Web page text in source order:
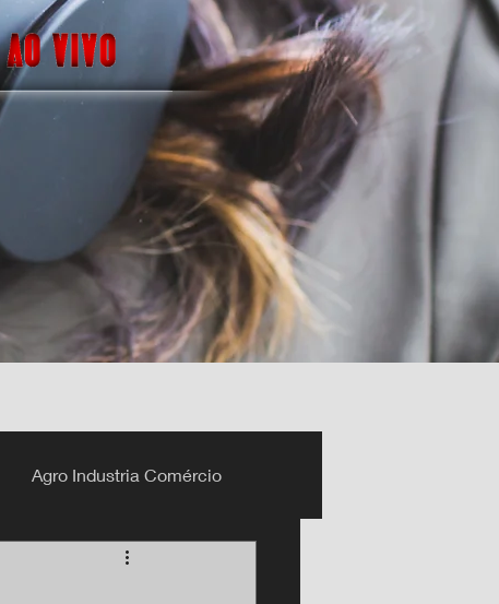
Agro Industria Comércio